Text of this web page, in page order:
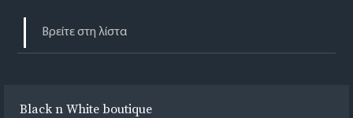
Black n White boutique